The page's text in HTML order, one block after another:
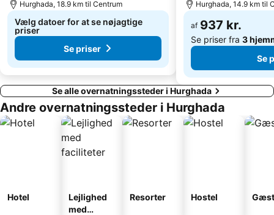
Hurghada, 18.9 km til Centrum
Vælg datoer for at se nøjagtige
priser
Se priser
Hurghada, 14.9 km til
af 937 kr.
Se priser fra 3
Se
Se alle overnatningssteder i Hurghada
Andre overnatningssteder i Hurghada
Hotel
Lejlighed
med
Resorter Hostel